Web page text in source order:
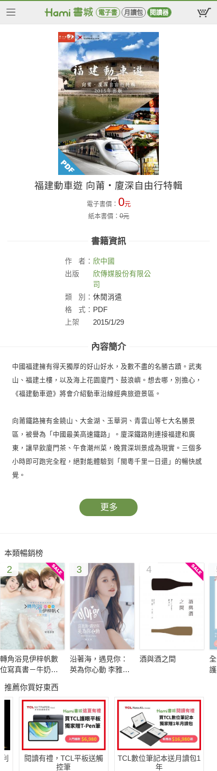
電子書 月讀包 閱讀器
福建動車遊 向莆‧廈深自由行特輯
電子書價： 0元
紙本書價：0元
書籍資訊
作 者： 欣中國
出版
欣傳媒股份有限公
司
類
別： 休閒消遣
格
式： PDF
上架
2015/1/29
內容簡介
中國福建擁有得天獨厚的好山好水，及數不盡的名勝古蹟。武夷
山、福建土樓，以及海上花園廈門、鼓浪嶼。想去哪，別擔心，
《福建動車遊》將會介紹動車沿線經典旅遊景區。
向莆鐵路擁有金鐃山、大金湖、玉華洞、青雲山等七大名勝景
區，被譽為「中國最美高速鐵路」。廈深鐵路則連接福建和廣
東，讓早飲廈門茶、午食潮州菜，晚賞深圳景成為現實。三個多
小時即可跑完全程，絕對能體驗到「閩粵千里一日還」的暢快感
覺。
現在讓《福建動車遊》給你不一樣的福建旅遊方式!
更多
本類暢銷榜
2
轉角浴見伊梓帆數
位寫真書－牛奶裸
3
沿著海，遇見你：
英為你心動 李雅英
4
酒與酒之間
推薦你買好東西
閱讀有禮，TCL平板送觸
控筆
TCL數位筆記本送月讀包1
年